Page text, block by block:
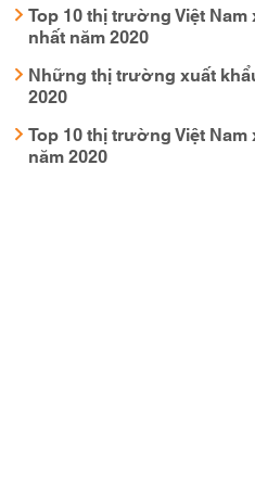
Top 10 thị trường Việt
nhất năm 2020
Những thị trường xuất
2020
Top 10 thị trường Việt
năm 2020